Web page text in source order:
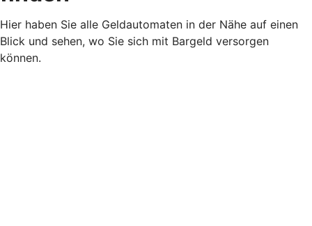
Hier haben Sie alle Geldautomaten in der Nähe auf einen
Blick und sehen, wo Sie sich mit Bargeld versorgen
können.